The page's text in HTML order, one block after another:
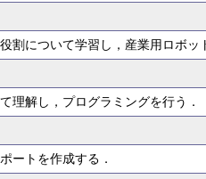
割について学習し，産業用ロボッ
理解し，プログラミングを行う．
ートを作成する．